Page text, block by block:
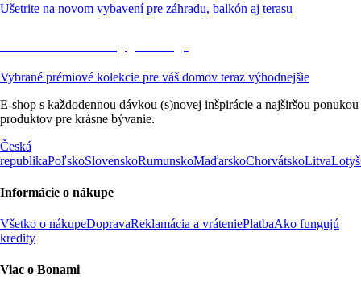
Ušetrite na novom vybavení pre záhradu, balkón aj terasu
Vybrané prémiové kolekcie pre váš domov teraz výhodnejšie
E-shop s každodennou dávkou (s)novej inšpirácie a najširšou ponukou
produktov pre krásne bývanie.
Česká
republikaPoľskoSlovenskoRumunskoMaďarskoChorvátskoLitva
Informácie o nákupe
Všetko o nákupeDopravaReklamácia a vráteniePlatbaAko fungujú
kredity
Viac o Bonami